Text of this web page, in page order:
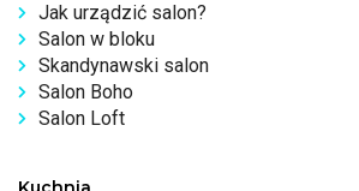
Jak urządzić salon?
Salon w bloku
Skandynawski salon
Salon Boho
Salon Loft